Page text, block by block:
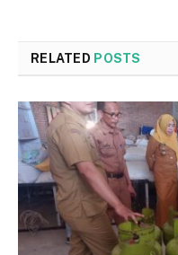
RELATED POSTS